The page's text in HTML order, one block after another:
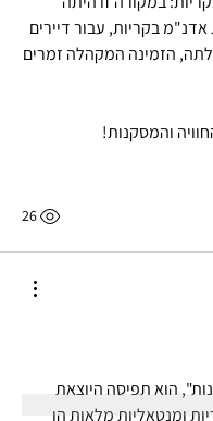
והמסקנות!
26
גישות ותפיסות ע